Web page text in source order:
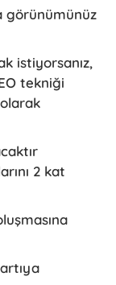
görünümünüz
istiyorsanız,
tekniği
2 kat